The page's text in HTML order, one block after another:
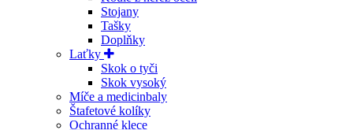
Stojany
Tašky
Doplňky
Laťky
Skok o tyči
Skok vysoký
Míče a medicinbaly
Štafetové kolíky
Ochranné klece